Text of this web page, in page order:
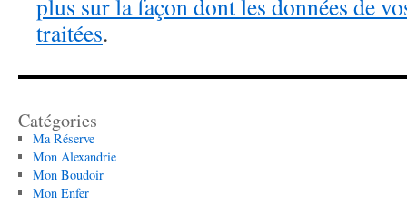
plus sur la façon dont les données de
traitées.
Catégories
Ma Réserve
Mon Alexandrie
Mon Boudoir
Mon Enfer